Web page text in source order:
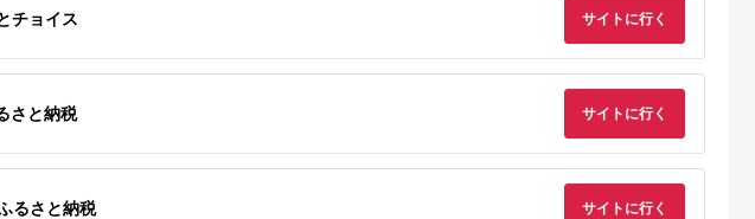
北海道 浦河町
福岡県 筑後市
チョイス サイトに行く
さと納税 サイトに行く
るさと納税 サイトに行く